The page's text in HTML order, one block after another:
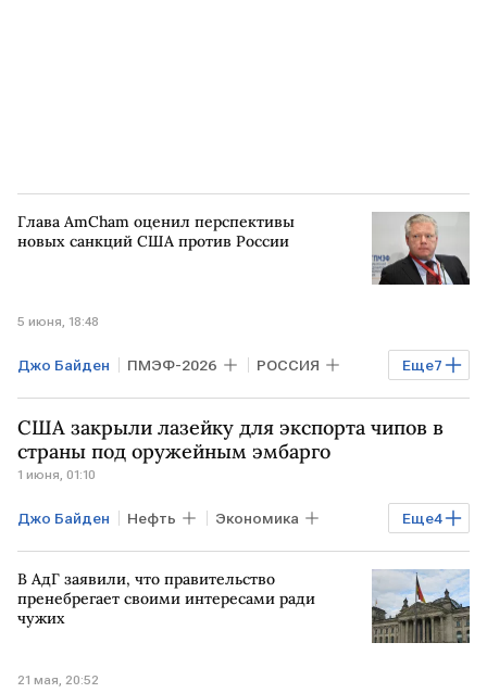
Глава AmCham оценил перспективы
новых санкций США против России
5 июня, 18:48
Еще7
Джо Байден ПМЭФ-2026 РОССИЯ
Мировая экономика США
ВАШИНГТОН ЗАПАД Марко Рубио
ПМЭФ
США закрыли лазейку для экспорта чипов в
страны под оружейным эмбарго
1 июня, 01:10
Еще4
Джо Байден Нефть Экономика
США МАКАО КИТАЙ
Дональд Трамп
В АдГ заявили, что правительство
пренебрегает своими интересами ради
чужих
21 мая, 20:52